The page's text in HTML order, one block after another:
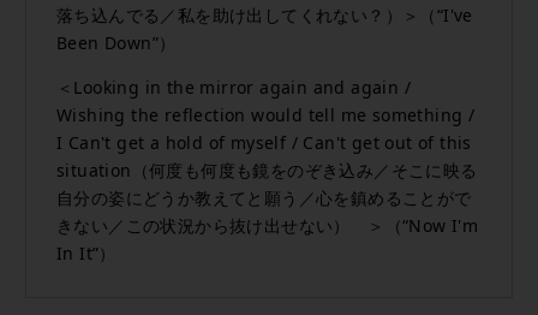
落ち込んでる／私を助け出してくれない？）＞（“I've
Been Down”）
＜Looking in the mirror again and again /
Wishing the reflection would tell me something /
I Can't get a hold of myself / Can't get out of this
situation（何度も何度も鏡をのぞき込み／そこに映る
自分の姿にどうか教えてと願う／心を鎮めることがで
きない／この状況から抜け出せない） ＞（“Now I'm
In It”）